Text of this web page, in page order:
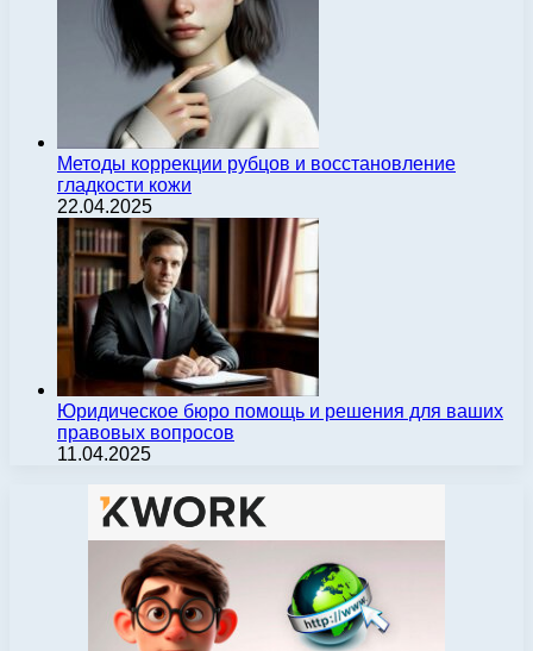
Методы коррекции рубцов и восстановление
гладкости кожи
22.04.2025
Юридическое бюро помощь и решения для ваших
правовых вопросов
11.04.2025